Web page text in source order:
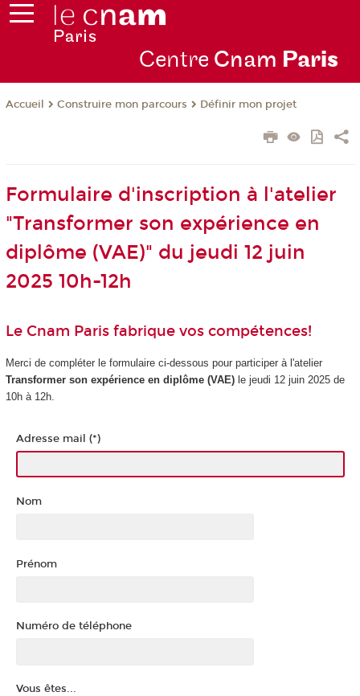
Centre Cnam Paris
Accueil Construire mon parcours Définir mon projet
Formulaire d'inscription à l'atelier
"Transformer son expérience en
diplôme (VAE)" du jeudi 12 juin
2025 10h-12h
Le Cnam Paris fabrique vos compétences!
Merci de compléter le formulaire ci-dessous pour participer à l'atelier
Transformer son expérience en diplôme (VAE)le jeudi 12 juin 2025 de
10h à 12h.
Adresse mail (*)
Nom
Prénom
Numéro de téléphone
Vous êtes...